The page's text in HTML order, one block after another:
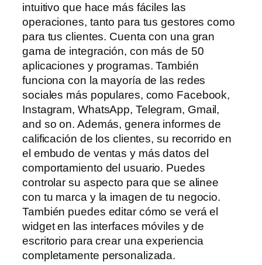
intuitivo que hace más fáciles las
operaciones, tanto para tus gestores como
para tus clientes. Cuenta con una gran
gama de integración, con más de 50
aplicaciones y programas. También
funciona con la mayoría de las redes
sociales más populares, como Facebook,
Instagram, WhatsApp, Telegram, Gmail,
and so on. Además, genera informes de
calificación de los clientes, su recorrido en
el embudo de ventas y más datos del
comportamiento del usuario. Puedes
controlar su aspecto para que se alinee
con tu marca y la imagen de tu negocio.
También puedes editar cómo se verá el
widget en las interfaces móviles y de
escritorio para crear una experiencia
completamente personalizada.